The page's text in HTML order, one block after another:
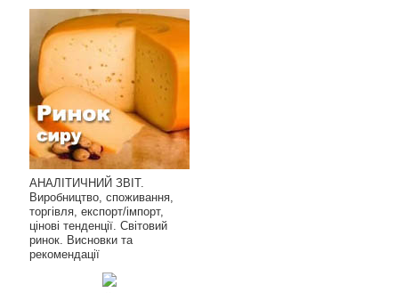
АНАЛІТИЧНИЙ ЗВІТ.
Виробництво, споживання,
торгівля, експорт/імпорт,
цінові тенденції. Світовий
ринок. Висновки та
рекомендації